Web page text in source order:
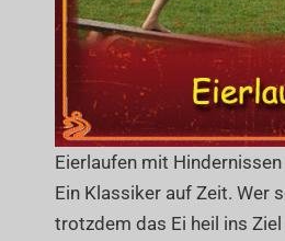
Eierlaufen mit Hindernissen
Ein Klassiker auf Zeit. Wer
trotzdem das Ei heil ins